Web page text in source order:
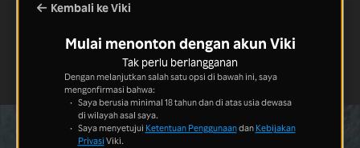
Kembali ke Viki
Mulai menonton dengan akun Viki
Tak perlu berlangganan
Dengan melanjutkan salah satu opsi di bawah ini, saya
mengonfirmasi bahwa:
Saya berusia minimal 18 tahun dan di atas usia dewasa
di wilayah asal saya.
Saya menyetujui Ketentuan Penggunaandan Kebijakan
Privasi Viki.